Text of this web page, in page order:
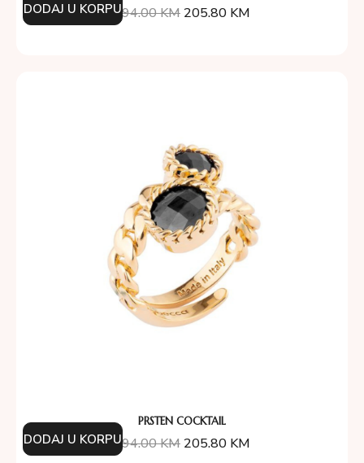
294.00KM 205.80 KM
DODAJ U KORPU
PRSTEN COCKTAIL
294.00KM 205.80 KM
DODAJ U KORPU